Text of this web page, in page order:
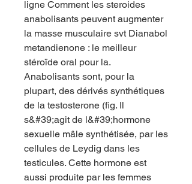
ligne Comment les steroides
anabolisants peuvent augmenter
la masse musculaire svt Dianabol
metandienone : le meilleur
stéroïde oral pour la.
Anabolisants sont, pour la
plupart, des dérivés synthétiques
de la testosterone (fig. Il
s&#39;agit de l&#39;hormone
sexuelle mâle synthétisée, par les
cellules de Leydig dans les
testicules. Cette hormone est
aussi produite par les femmes